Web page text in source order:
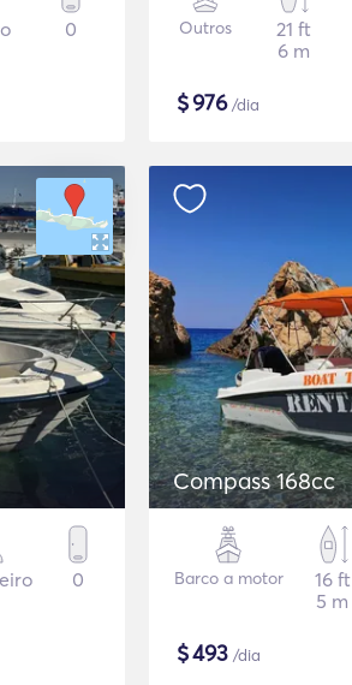
0 Outros
21 ft
6 m
$976/dia
0
Compass 168cc
Barco a motor
16 ft
5 m
$493 /dia